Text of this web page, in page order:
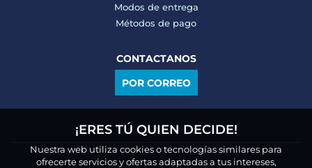
Modos de entrega
Métodos de pago
CONTACTANOS
POR CORREO
¡ERES TÚ QUIEN DECIDE!
Nuestra web utiliza cookies o tecnologías similares para
ofrecerte servicios y ofertas adaptadas a tus intereses,